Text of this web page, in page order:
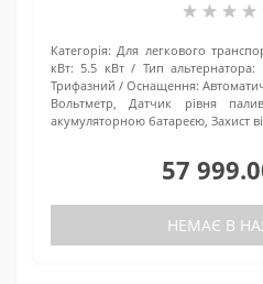
Категорія: Для легкового
кВт: 5.5 кВт Тип альтернатора:
Трифазний
Оснащення:
Вольтметр, Датчик рівня
акумуляторною батареєю, Захист
57
НЕМАЄ В